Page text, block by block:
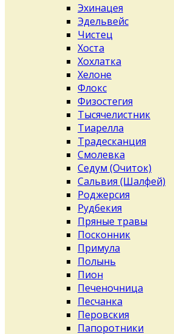
Эхинацея
Эдельвейс
Чистец
Хоста
Хохлатка
Хелоне
Флокс
Физостегия
Тысячелистник
Тиарелла
Традесканция
Смолевка
Седум (Очиток)
Сальвия (Шалфей)
Роджерсия
Рудбекия
Пряные травы
Посконник
Примула
Полынь
Пион
Печеночница
Песчанка
Перовския
Папоротники